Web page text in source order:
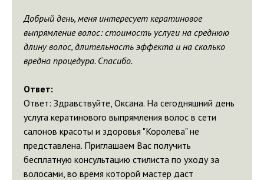
Добрый день, меня интересует кератиновое
выпрямление волос: стоимость услуги на среднюю
длину волос, длительность эффекта и на сколько
вредна процедура. Спасибо.
Ответ:
Ответ: Здравствуйте, Оксана. На сегодняшний день
услуга кератинового выпрямления волос в сети
салонов красоты и здоровья "Королева" не
представлена. Приглашаем Вас получить
бесплатную консультацию стилиста по уходу за
волосами, во время которой мастер даст